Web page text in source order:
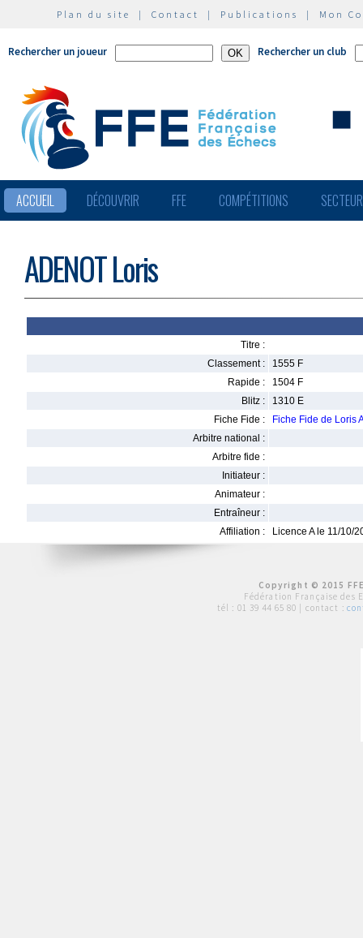
Plan du site | Contact | Publications | Mon
Rechercher un joueur Rechercher un club
ACCUEIL DÉCOUVRIR FFE COMPÉTITIONS
ADENOT Loris
Titre :
Classement :
1555 F
Rapide :
1504 F
Blitz :
1310 E
Fiche Fide :
Fiche Fide de Loris
Arbitre national :
Arbitre fide :
Initiateur :
Animateur :
Entraîneur :
Affiliation :
Licence A le 11/10/
Copyright © 2015
Fédération Française des
tél : 01 39 44 65 80 | contact :